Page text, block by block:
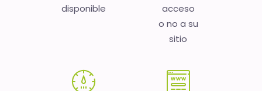
disponible
acceso
o no a su
sitio